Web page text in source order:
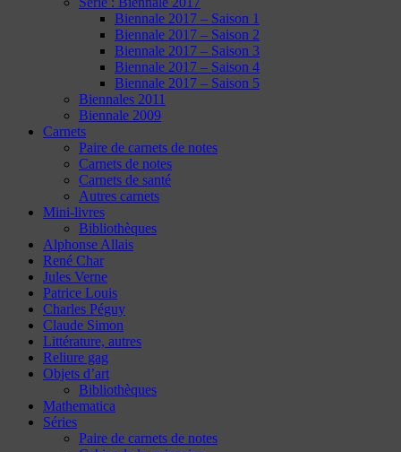
Biennale 2017 – Saison 1
Biennale 2017 – Saison 2
Biennale 2017 – Saison 3
Biennale 2017 – Saison 4
Biennale 2017 – Saison 5
Biennales 2011
Biennale 2009
Carnets
Paire de carnets de notes
Carnets de notes
Carnets de santé
Autres carnets
Mini-livres
Bibliothèques
Alphonse Allais
René Char
Jules Verne
Patrice Louis
Charles Péguy
Claude Simon
Littérature, autres
Reliure gag
Objets d’art
Bibliothèques
Mathematica
Séries
Paire de carnets de notes